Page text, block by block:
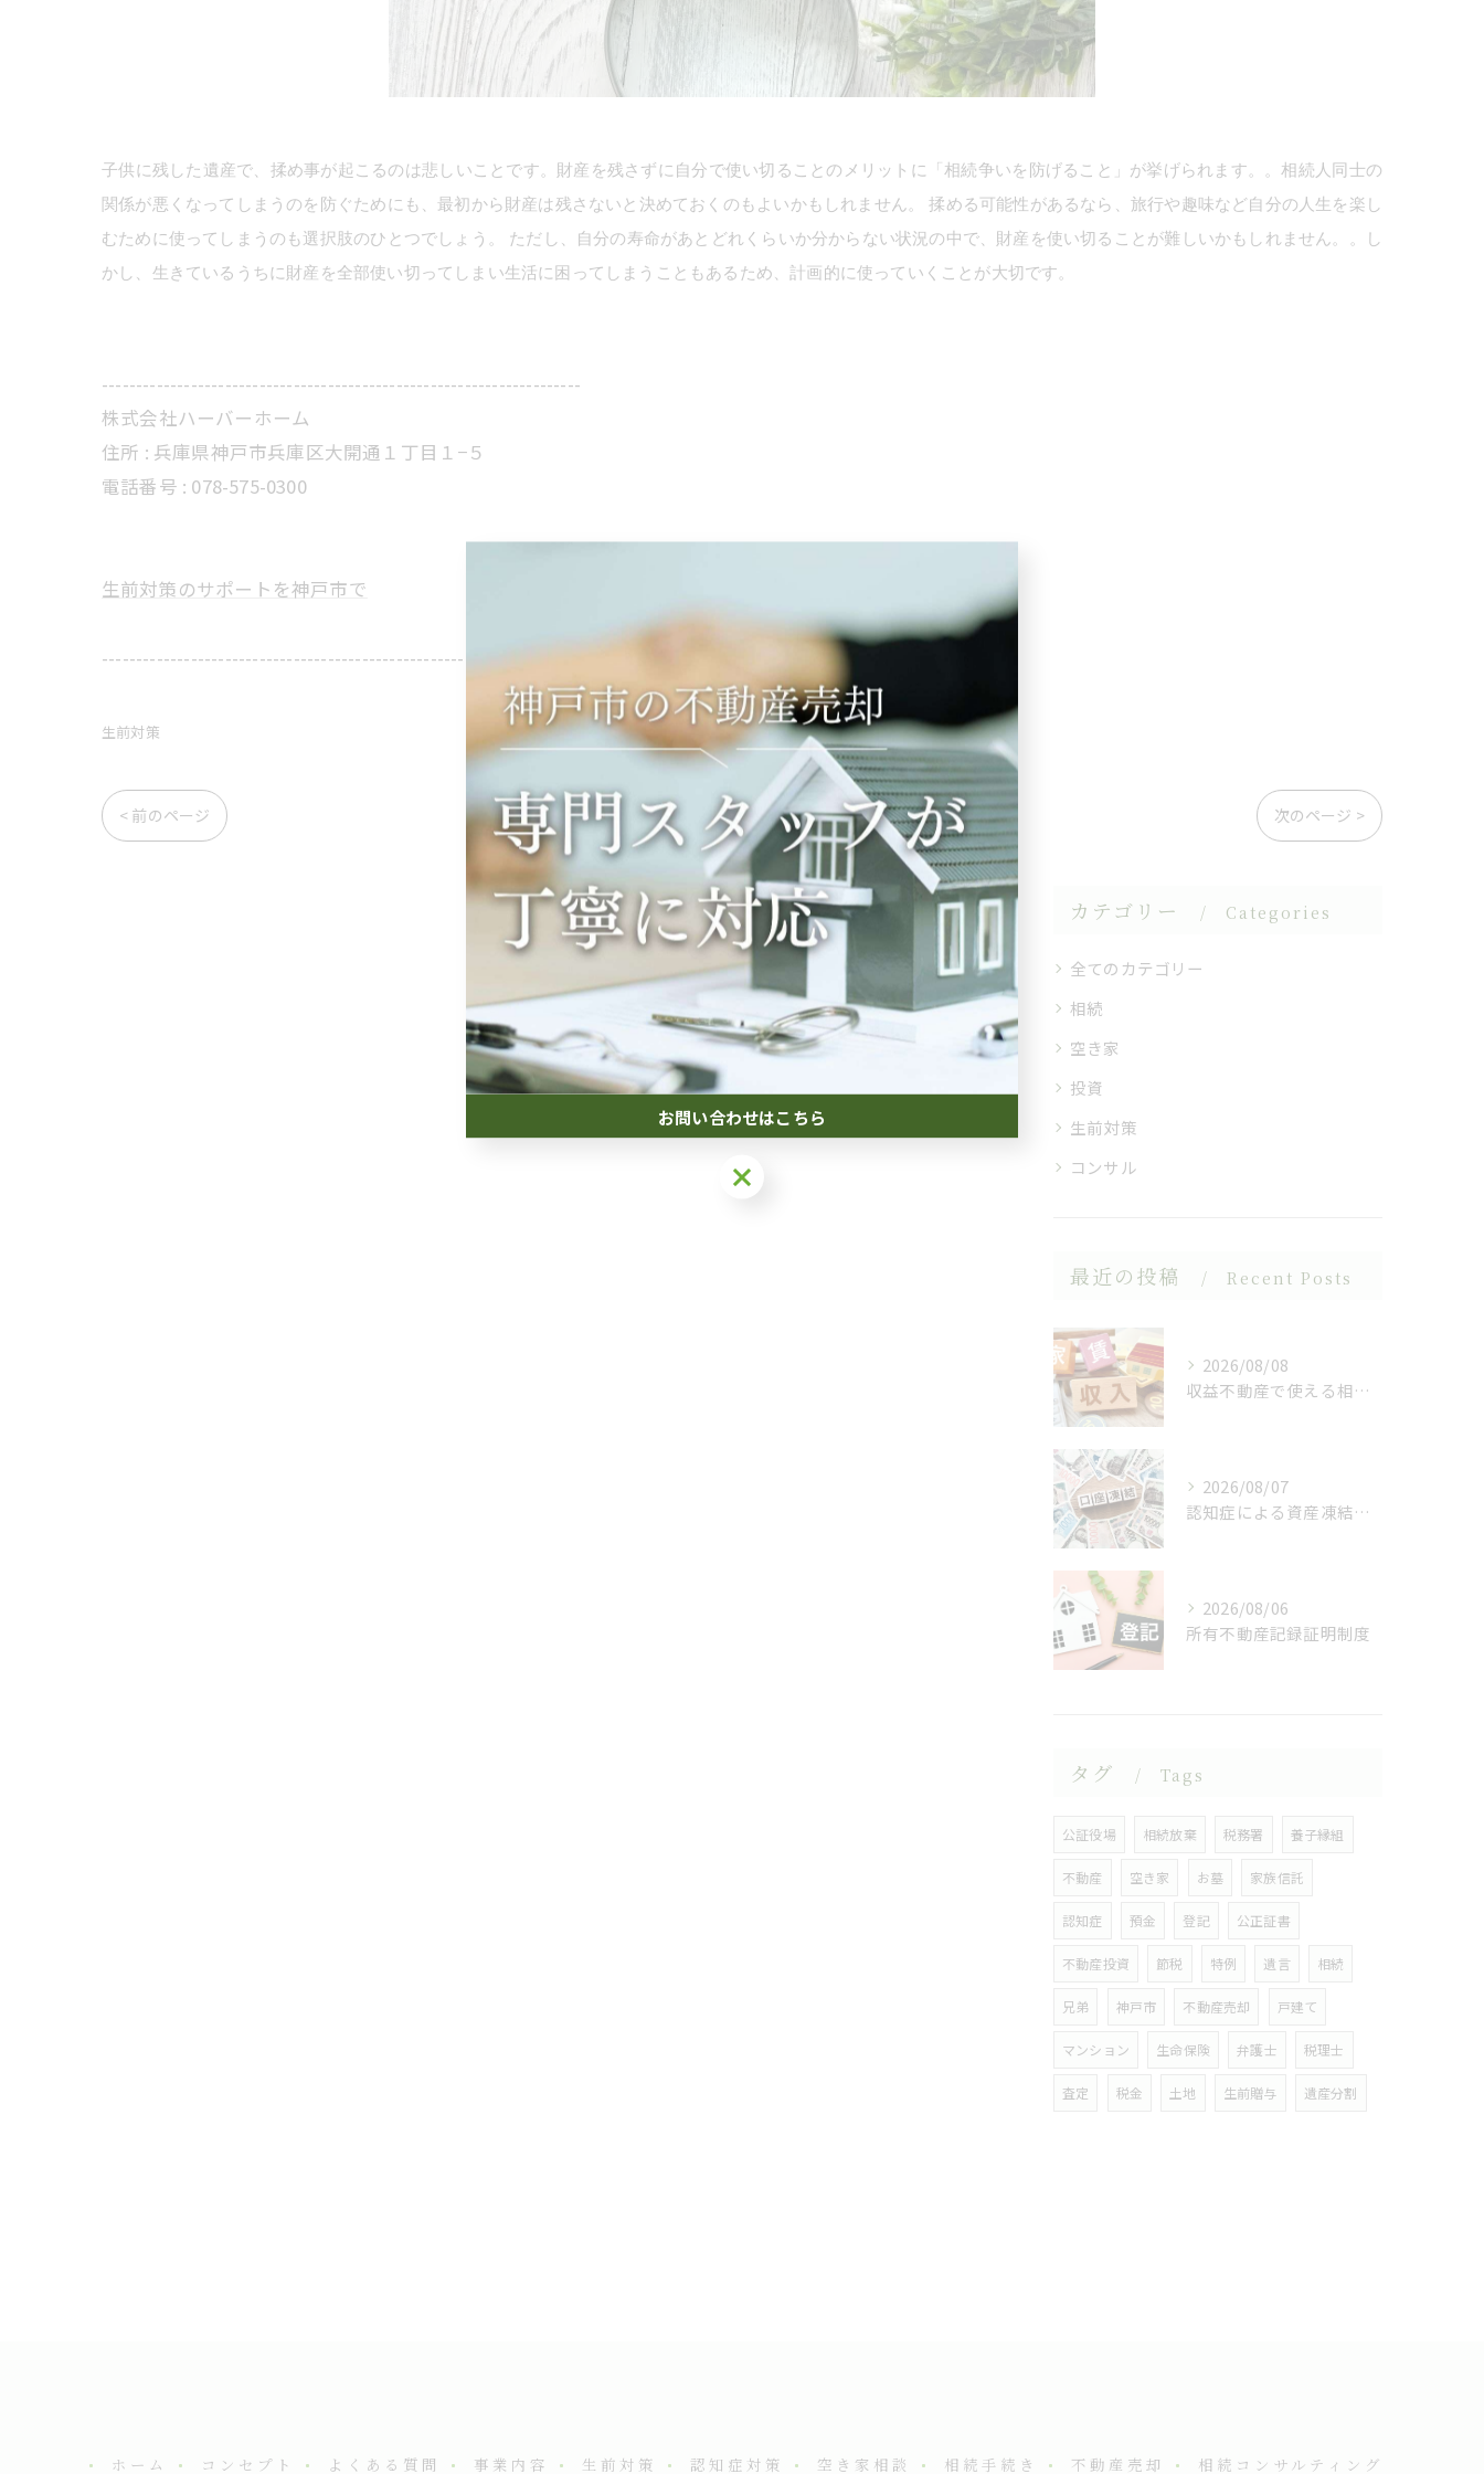
子供に残した遺産で、揉め事が起こるのは悲しいことです。財産を残さずに自分で使い切ることのメリットに「相続争いを防げること」が挙げられます。。相続人同士の
関係が悪くなってしまうのを防ぐためにも、最初から財産は残さないと決めておくのもよいかもしれません。 揉める可能性があるなら、旅行や趣味など自分の人生を楽し
むために使ってしまうのも選択肢のひとつでしょう。 ただし、自分の寿命があとどれくらいか分からない状況の中で、財産を使い切ることが難しいかもしれません。。し
かし、生きているうちに財産を全部使い切ってしまい生活に困ってしまうこともあるため、計画的に使っていくことが大切です。
----------------------------------------------------------------------
株式会社ハーバーホーム
住所 : 兵庫県神戸市兵庫区大開通１丁目１−５
電話番号 : 078-575-0300
生前対策のサポートを神戸市で
----------------------------------------------------------------------
生前対策
< 前のページ 一覧に戻る 次のページ >
カテゴリー Categories
全てのカテゴリー
相続
空き家
投資
生前対策
コンサル
最近の投稿 Recent Posts
2026/08/08
収益不動産で使える相続対策
2026/08/07
認知症による資産凍結（デッドロック）
2026/08/06
所有不動産記録証明制度
タグ Tags
公証役場 相続放棄 税務署 養子縁組
不動産 空き家 お墓 家族信託
認知症 預金 登記 公正証書
不動産投資 節税 特例 遺言 相続
兄弟 神戸市 不動産売却 戸建て
マンション 生命保険 弁護士 税理士
査定 税金 土地 生前贈与 遺産分割
ホーム コンセプト よくある質問 事業内容 生前対策 認知症対策 空き家相談 相続手続き 不動産売却 相続コンサルティング
お問い合わせはこちら
お問い合わせはこちら